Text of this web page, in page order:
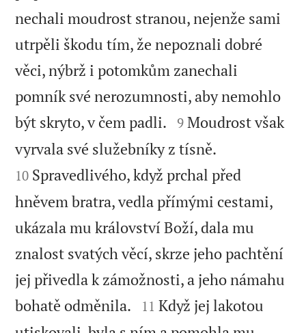
nechali moudrost stranou, nejenže sami
utrpěli škodu tím, že nepoznali dobré
věci, nýbrž i potomkům zanechali
pomník své nerozumnosti, aby nemohlo
být skryto, v čem padli. 

9 Moudrost však
vyrvala své služebníky z tísně.
10 Spravedlivého, když prchal před
hněvem bratra, vedla přímými cestami,
ukázala mu království Boží, dala mu
znalost svatých věcí, skrze jeho pachtění
jej přivedla k zámožnosti, a jeho námahu
bohatě odměnila.


11 Když jej lakotou